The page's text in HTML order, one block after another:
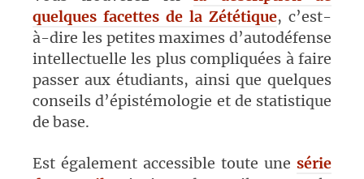
quelques facettes de la Zététique, c’est-
à-dire les petites maximes d’autodéfense
intellectuelle les plus compliquées à faire
passer aux étudiants, ainsi que quelques
conseils d’épistémologie et de statistique
de base.
Est également accessible toute une série